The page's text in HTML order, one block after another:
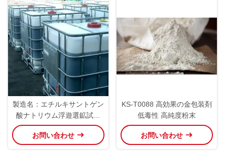
製造名：エチルキサントゲン
酸ナトリウム浮遊選鉱試薬
（遊離アルカリ0.5%以下）
お問い合わせ
KS-T0088 高効果の金包装剤
低毒性 高純度粉末
お問い合わせ